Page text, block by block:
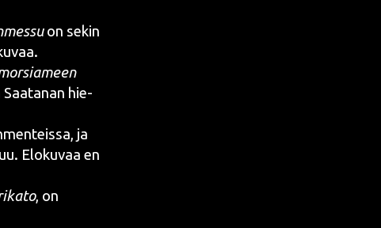
on sekin
Saa­ta­nan hie­
ja
Elo­ku­vaa en
, on